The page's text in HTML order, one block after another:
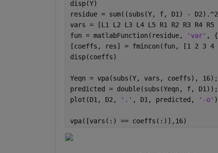
disp(Y)
residue = sum((subs(Y, f, D1) -
vars = [L1 L2 L3 L4 L5 R1 R2 R3 R4 R5
fun = matlabFunction(residue,
'var' ,
[coeffs, res] = fmincon(fun, [1 2 3 4
disp(coeffs)
Yeqn = vpa(subs(Y, vars, coeffs), 16);
predicted = double(subs(Yeqn, f, D1));
plot(D1, D2,
'.' , D1, predicted, '-o' )
vpa([vars(:) == coeffs(:)],16)